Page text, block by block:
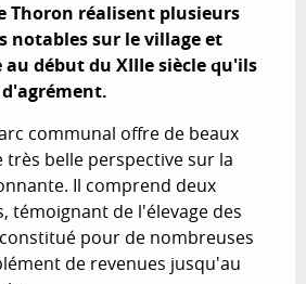
Thoron réalisent plusieurs
sur le village et
début du XIIIe siècle qu'ils
communal offre de beaux
très belle perspective sur la
Il comprend deux
témoignant de l'élevage des
pour de nombreuses
de revenues jusqu'au